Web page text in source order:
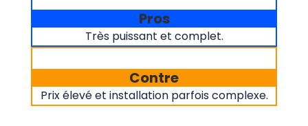
Pros
Très puissant et complet.
Contre
Prix élevé et installation parfois complexe.